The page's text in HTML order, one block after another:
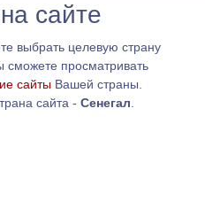
сайте
выбрать целевую страну
сможете просматривать
сайты Вашей страны.
сайта - Сенегал